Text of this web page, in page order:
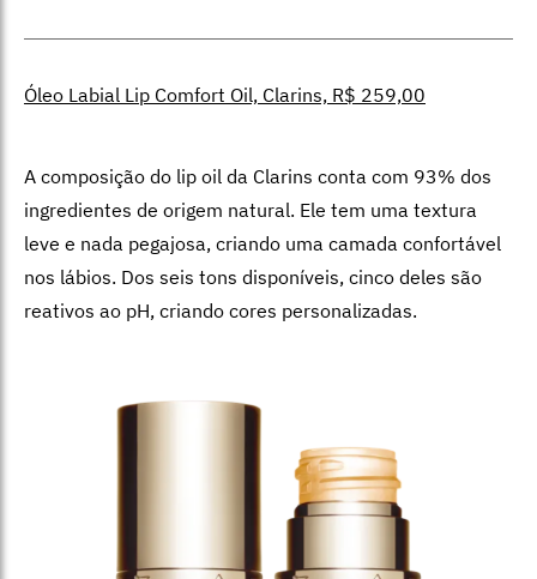
Óleo Labial Lip Comfort Oil, Clarins, R$ 259,00
A composição do lip oil da Clarins conta com 93% dos
ingredientes de origem natural. Ele tem uma textura
leve e nada pegajosa, criando uma camada confortável
nos lábios. Dos seis tons disponíveis, cinco deles são
reativos ao pH, criando cores personalizadas.